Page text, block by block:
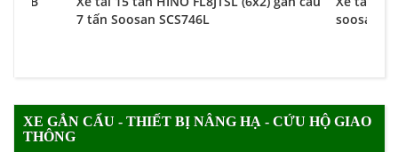
7 tấn Soosan SCS746L
soosan
XE GẮN CẨU - THIẾT BỊ NÂNG HẠ - CỨU HỘ GIAO
THÔNG